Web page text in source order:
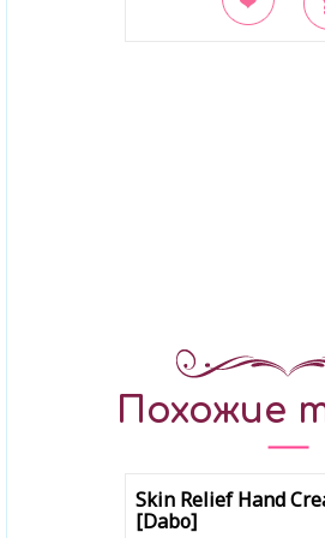
Похожие
Skin Relief Hand
[Dabo]